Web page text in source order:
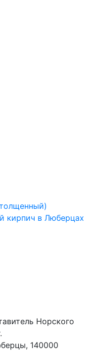
кирпич в Люберцах
Норского
140000